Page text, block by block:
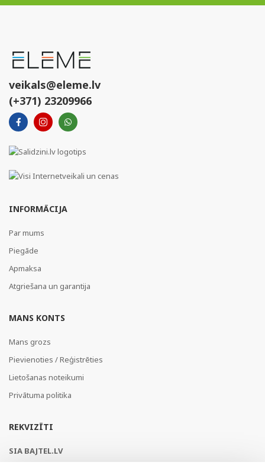
veikals@eleme.lv
(+371) 23209966
INFORMĀCIJA
Par mums
Piegāde
Apmaksa
Atgriešana un garantija
MANS KONTS
Mans grozs
Pievienoties / Reģistrēties
Lietošanas noteikumi
Privātuma politika
REKVIZĪTI
SIA BAJTEL.LV